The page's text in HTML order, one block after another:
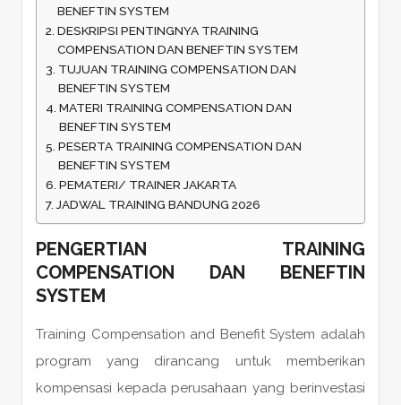
BENEFTIN SYSTEM
DESKRIPSI PENTINGNYA TRAINING
COMPENSATION DAN BENEFTIN SYSTEM
TUJUAN TRAINING COMPENSATION DAN
BENEFTIN SYSTEM
MATERI TRAINING COMPENSATION DAN
BENEFTIN SYSTEM
PESERTA TRAINING COMPENSATION DAN
BENEFTIN SYSTEM
PEMATERI/ TRAINER JAKARTA
JADWAL TRAINING BANDUNG 2026
PENGERTIAN TRAINING
COMPENSATION DAN BENEFTIN
SYSTEM
Training Compensation and Benefit System adalah
program yang dirancang untuk memberikan
kompensasi kepada perusahaan yang berinvestasi